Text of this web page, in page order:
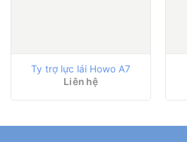
Ty trợ lực lái Howo A7
Liên hệ